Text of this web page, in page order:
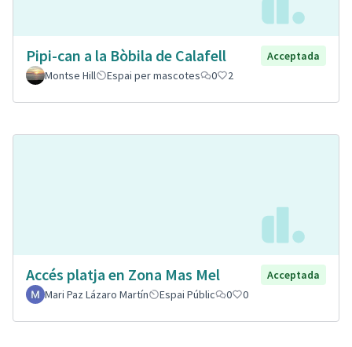
Pipi-can a la Bòbila de Calafell
Acceptada
Montse Hill
Espai per mascotes 0 2
Accés platja en Zona Mas Mel
Acceptada
Mari Paz Lázaro Martín
Espai Públic 0 0